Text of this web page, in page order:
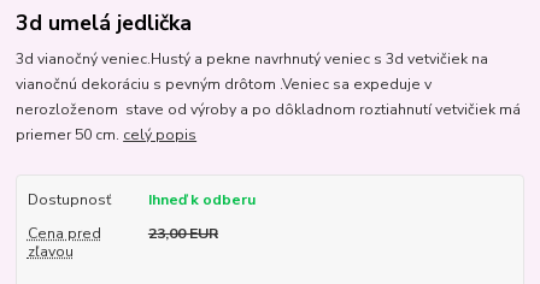
3d umelá jedlička
3d vianočný veniec.Hustý a pekne navrhnutý veniec s 3d vetvičiek na
vianočnú dekoráciu s pevným drôtom .Veniec sa expeduje v
nerozloženom stave od výroby a po dôkladnom roztiahnutí vetvičiek má
priemer 50 cm. celý popis
Dostupnosť
Ihneď k odberu
Cena pred
zľavou
23,00 EUR